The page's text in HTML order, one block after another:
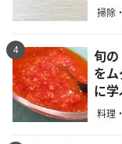
掃除
4
旬
を
に
料理